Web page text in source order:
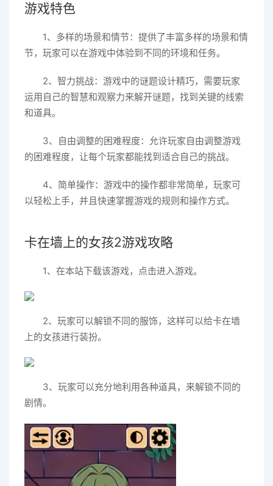
游戏特色
1、多样的场景和情节：提供了丰富多样的场景和情
节，玩家可以在游戏中体验到不同的环境和任务。
2、智力挑战：游戏中的谜题设计精巧，需要玩家
运用自己的智慧和观察力来解开谜题，找到关键的线索
和道具。
3、自由调整的困难程度：允许玩家自由调整游戏
的困难程度，让每个玩家都能找到适合自己的挑战。
4、简单操作：游戏中的操作都非常简单，玩家可
以轻松上手，并且快速掌握游戏的规则和操作方式。
卡在墙上的女孩2游戏攻略
1、在本站下载该游戏，点击进入游戏。
2、玩家可以解锁不同的服饰，这样可以给卡在墙
上的女孩进行装扮。
3、玩家可以充分地利用各种道具，来解锁不同的
剧情。